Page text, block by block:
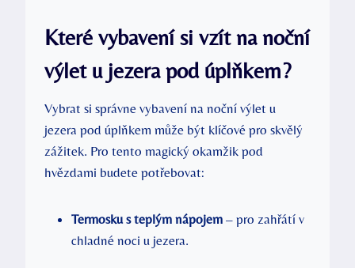
Které vybavení si vzít na noční
výlet u jezera pod úplňkem?
Vybrat si správne vybavení na noční výlet u
jezera pod úplňkem může být klíčové pro skvělý
zážitek. Pro tento magický okamžik pod
hvězdami budete potřebovat:
Termosku s teplým nápojem – pro zahřátí v
chladné noci u jezera.